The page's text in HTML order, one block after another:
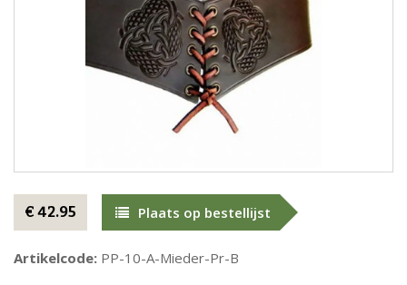
€ 42.95 Plaats op bestellijst
Artikelcode: PP-10-A-Mieder-Pr-B